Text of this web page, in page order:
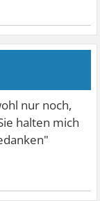
nur noch,
halten mich